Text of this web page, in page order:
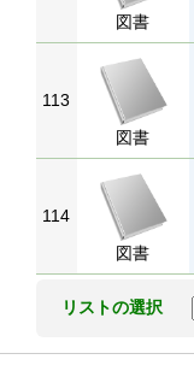
図書
113
図書
114
図書
リストの選択